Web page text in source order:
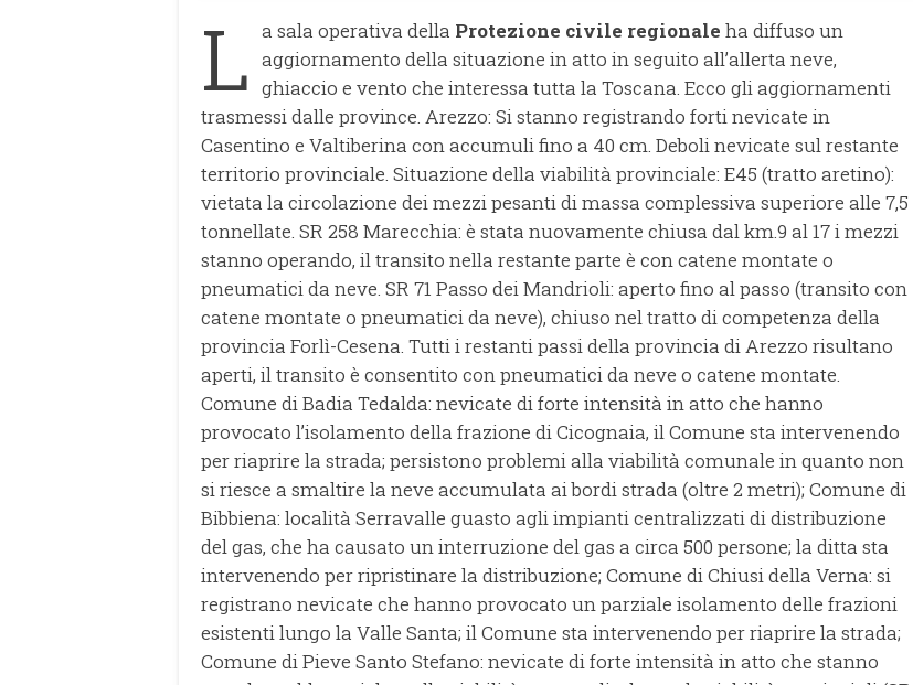
L a sala operativa della Protezione civile regionale ha diffuso un
aggiornamento della situazione in atto in seguito all’allerta neve,
ghiaccio e vento che interessa tutta la Toscana. Ecco gli aggiornamenti
trasmessi dalle province. Arezzo: Si stanno registrando forti nevicate in
Casentino e Valtiberina con accumuli fino a 40 cm. Deboli nevicate sul restante
territorio provinciale. Situazione della viabilità provinciale: E45 (tratto aretino):
vietata la circolazione dei mezzi pesanti di massa complessiva superiore alle 7,5
tonnellate. SR 258 Marecchia: è stata nuovamente chiusa dal km.9 al 17 i mezzi
stanno operando, il transito nella restante parte è con catene montate o
pneumatici da neve. SR 71 Passo dei Mandrioli: aperto fino al passo (transito con
catene montate o pneumatici da neve), chiuso nel tratto di competenza della
provincia Forlì-Cesena. Tutti i restanti passi della provincia di Arezzo risultano
aperti, il transito è consentito con pneumatici da neve o catene montate.
Comune di Badia Tedalda: nevicate di forte intensità in atto che hanno
provocato l’isolamento della frazione di Cicognaia, il Comune sta intervenendo
per riaprire la strada; persistono problemi alla viabilità comunale in quanto non
si riesce a smaltire la neve accumulata ai bordi strada (oltre 2 metri); Comune di
Bibbiena: località Serravalle guasto agli impianti centralizzati di distribuzione
del gas, che ha causato un interruzione del gas a circa 500 persone; la ditta sta
intervenendo per ripristinare la distribuzione; Comune di Chiusi della Verna: si
registrano nevicate che hanno provocato un parziale isolamento delle frazioni
esistenti lungo la Valle Santa; il Comune sta intervenendo per riaprire la strada;
Comune di Pieve Santo Stefano: nevicate di forte intensità in atto che stanno